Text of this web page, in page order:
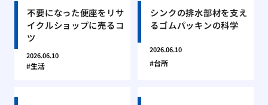
不要になった便座をリサ
イクルショップに売るコ
ツ
2026.06.10
生活
シンクの排水部材を支え
るゴムパッキンの科学
2026.06.10
台所